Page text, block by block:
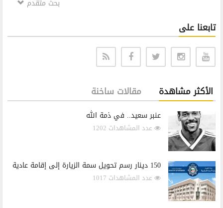
بحث متقدم
تابعنا على
الأكثر مشاهدة مقالات ساخنة
عنبر سعيد.. في ذمة الله
عدد المشاهدات 1202
150 دينار رسم تحويل سمة الزيارة إلى إقامة عادية
عدد المشاهدات 1017